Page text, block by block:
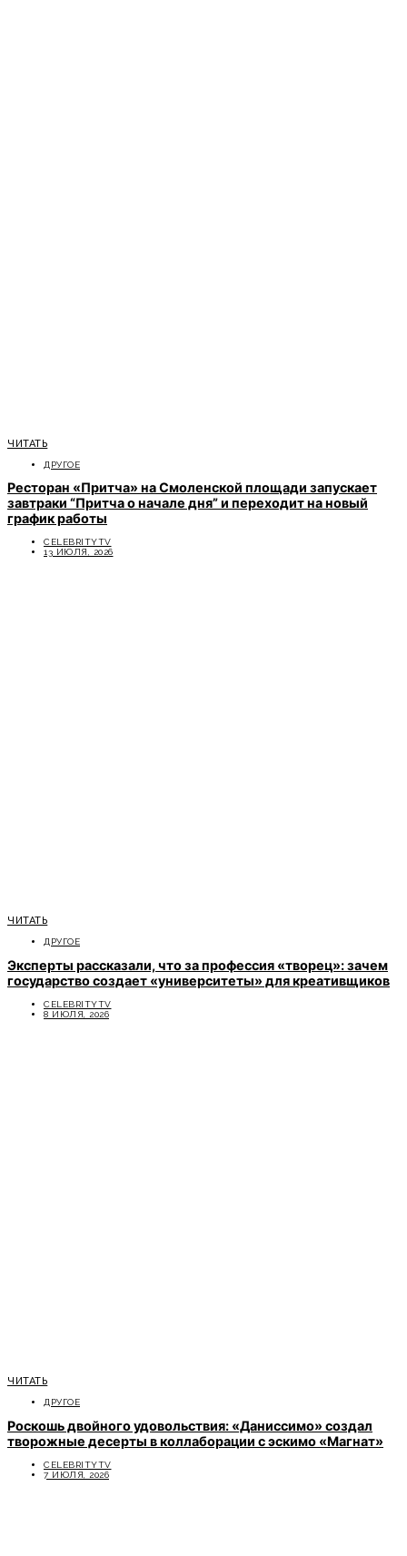
ЧИТАТЬ
ДРУГОЕ
Ресторан «Притча» на Смоленской площади запускает
завтраки “Притча о начале дня” и переходит на новый
график работы
CELEBRITYTV
13 ИЮЛЯ, 2026
ЧИТАТЬ
ДРУГОЕ
Эксперты рассказали, что за профессия «творец»: зачем
государство создает «университеты» для креативщиков
CELEBRITYTV
8 ИЮЛЯ, 2026
ЧИТАТЬ
ДРУГОЕ
Роскошь двойного удовольствия: «Даниссимо» создал
творожные десерты в коллаборации с эскимо «Магнат»
CELEBRITYTV
7 ИЮЛЯ, 2026